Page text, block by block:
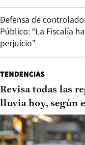
Defensa de
Público: “La Fiscalía
perjuicio”
TENDENCIAS
Revisa todas las
lluvia hoy, según